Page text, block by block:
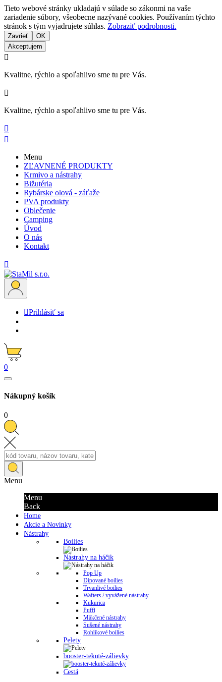
Tieto webové stránky ukladajú v súlade so zákonmi na vaše
zariadenie súbory, všeobecne nazývané cookies. Používaním týchto
stránok s tým vyjadrujete súhlas. Zobraziť podrobnosti.
Zavrieť
OK
Akceptujem

Kvalitne, rýchlo a spoľahlivo sme tu pre Vás.

Kvalitne, rýchlo a spoľahlivo sme tu pre Vás.


Menu
ZĽAVNENÉ PRODUKTY
Krmivo a nástrahy
Bižutéria
Rybárske olová - záťaže
PVA produkty
Oblečenie
Camping
Úvod
O nás
Kontakt

Prihlásiť sa
0
Nákupný košík
0
Menu
Menu
Back
Home
Akcie a Novinky
Nástrahy
Boilies
Nástrahy na háčik
Pop Up
Dipované boilies
Trvanlivé boilies
Wafters / vyvážené nástrahy
Kukurica
Puffi
Mäkčené nástrahy
Sušené nástrahy
Rohlíkové boilies
Pelety
booster-tekuté-zálievky
Cestá